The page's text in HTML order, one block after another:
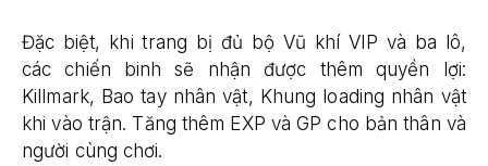
Đặc biệt, khi trang bị đủ bộ Vũ khí VIP và ba lô,
các chiến binh sẽ nhận được thêm quyền lợi:
Killmark, Bao tay nhân vật, Khung loading nhân vật
khi vào trận. Tăng thêm EXP và GP cho bản thân và
người cùng chơi.